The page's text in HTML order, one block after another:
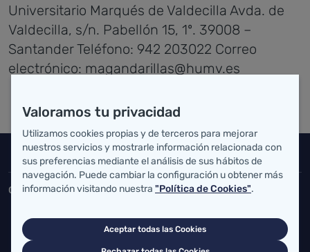
Universitario Marqués de Valdecilla Avda. de
Valdecilla, s/n. Pabellón 15, 1º. 39008 –
SantanderTeléfono: 942 203022 Correo
electrónico: magandarillas@humv.es
Inicio del pie de página
Salud Cantabria
Consejería de Salud
atencionusuario@cantabria.es
Valoramos tu privacidad
Utilizamos cookies propias y de terceros para mejorar
nuestros servicios y mostrarle información relacionada con
sus preferencias mediante el análisis de sus hábitos de
navegación. Puede cambiar la configuración u obtener más
información visitando nuestra "Política de Cookies".
Aceptar todas las Cookies